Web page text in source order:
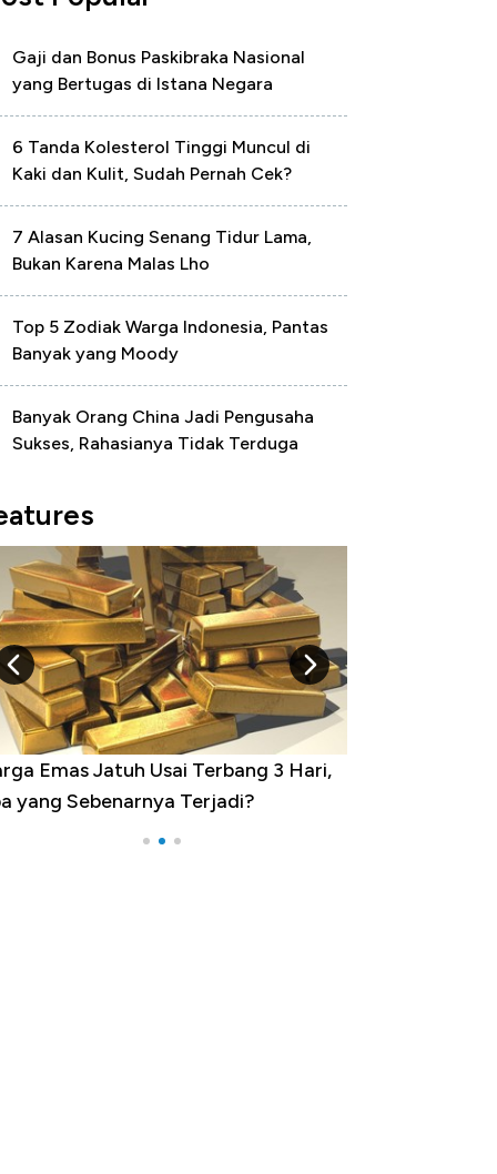
Gaji dan Bonus Paskibraka Nasional
yang Bertugas di Istana Negara
6 Tanda Kolesterol Tinggi Muncul di
Kaki dan Kulit, Sudah Pernah Cek?
7 Alasan Kucing Senang Tidur Lama,
Bukan Karena Malas Lho
Top 5 Zodiak Warga Indonesia, Pantas
Banyak yang Moody
Banyak Orang China Jadi Pengusaha
Sukses, Rahasianya Tidak Terduga
Emas Jatuh Usai Terbang 3 Hari,
yang Sebenarnya Terjadi?